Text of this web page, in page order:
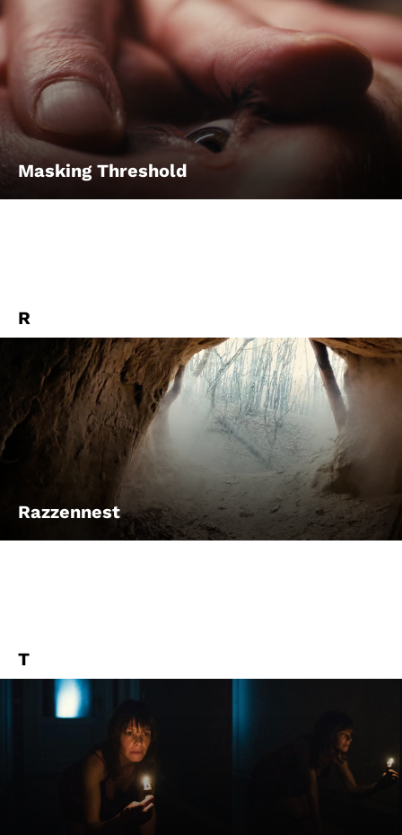
Masking Threshold
R
Razzennest
T